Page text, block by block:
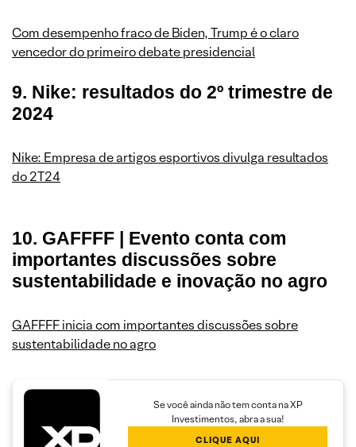
Com desempenho fraco de Biden, Trump é o claro
vencedor do primeiro debate presidencial
9. Nike: resultados do 2º trimestre de
2024
Nike: Empresa de artigos esportivos divulga resultados
do 2T24
10. GAFFFF | Evento conta com
importantes discussões sobre
sustentabilidade e inovação no agro
GAFFFF inicia com importantes discussões sobre
sustentabilidade no agro
Se você ainda não tem conta na XP
Investimentos, abra a sua!
CLIQUE AQUI